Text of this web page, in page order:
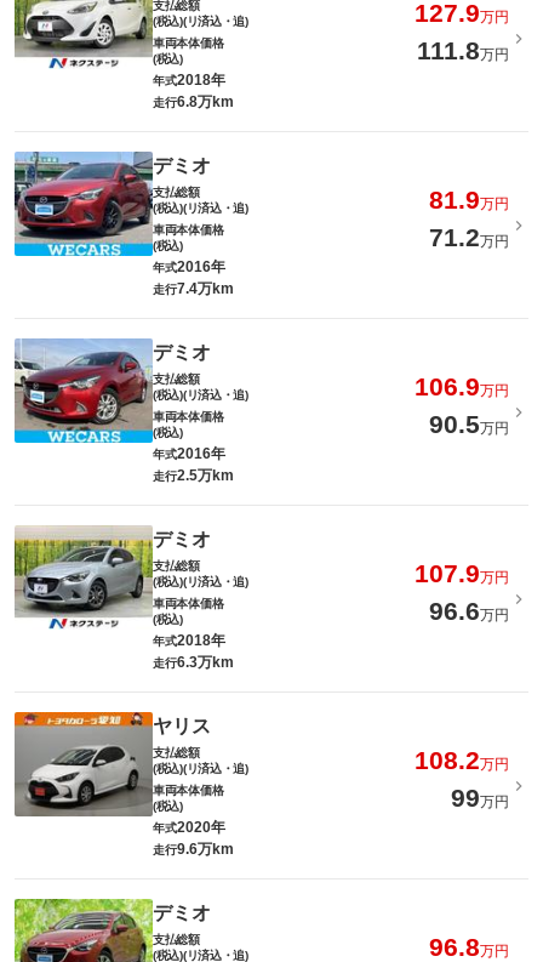
支払総額
(税込)(リ済込・追)
127.9万円
車両本体価格
(税込)
111.8万円
年式2018年
走行6.8万km
デミオ
支払総額
(税込)(リ済込・追)
81.9万円
車両本体価格
(税込)
71.2万円
年式2016年
走行7.4万km
デミオ
支払総額
(税込)(リ済込・追)
106.9万円
車両本体価格
(税込)
90.5万円
年式2016年
走行2.5万km
デミオ
支払総額
(税込)(リ済込・追)
107.9万円
車両本体価格
(税込)
96.6万円
年式2018年
走行6.3万km
ヤリス
支払総額
(税込)(リ済込・追)
108.2万円
車両本体価格
(税込)
99万円
年式2020年
走行9.6万km
デミオ
支払総額
(税込)(リ済込・追)
96.8万円